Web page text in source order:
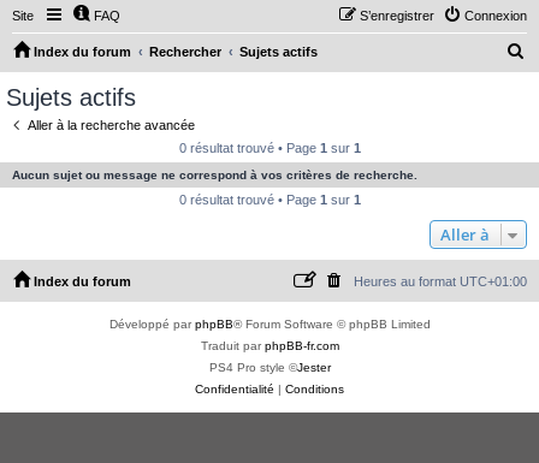
Site FAQ Connexion
S’enregistrer
Index du forum Rechercher Sujets actifs
e
c
e
Sujets actifs
Aller à la recherche avancée
0 résultat trouvé • Page 1 sur 1
Aucun sujet ou message ne correspond à vos critères de recherche.
0 résultat trouvé • Page 1 sur 1
Aller à
Index du forum Heures au format UTC+01:00
Développé parphpBB® Forum Software © phpBB Limited
Traduit parphpBB-fr.com
PS4 Pro style ©Jester
Confidentialité | Conditions